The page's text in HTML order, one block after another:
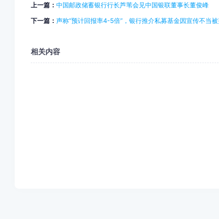
上一篇： 中国邮政储蓄银行行长芦苇会见中国银联董事长董俊峰
下一篇： 声称“预计回报率4-5倍”，银行推介私募基金因宣传不当
相关内容